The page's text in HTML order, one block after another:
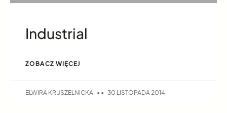
Industrial
ZOBACZ WIĘCEJ
ELWIRA KRUSZELNICKA 30 LISTOPADA 2014